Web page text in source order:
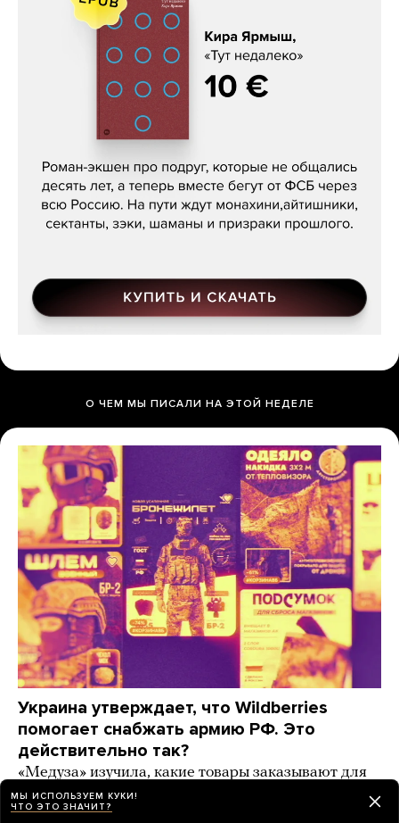
Кира Ярмыш, «Тут недалеко»
О ЧЕМ МЫ ПИСАЛИ НА ЭТОЙ НЕДЕЛЕ
Украина утверждает, что Wildberries
помогает снабжать армию РФ. Это
действительно так?
«Медуза» изучила, какие товары заказывают для
фронта на маркетплейсах (спойлер: даже
пластиковые мешки для тел погибших)
МЫ ИСПОЛЬЗУЕМ КУКИ!
ЧТО ЭТО ЗНАЧИТ?